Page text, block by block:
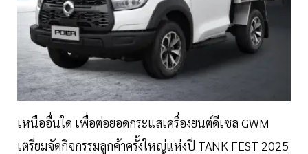
เหนืออื่นใด เพื่อต่อยอดกระแสเครื่องยนต์ดีเซล GWM
เตรียมจัดกิจกรรมลูกค้าครั้งใหญ่แห่งปี TANK FEST 2025